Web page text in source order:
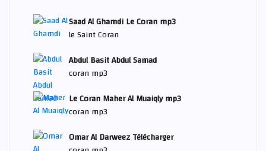
Saad Al Ghamdi Le Coran mp3
le Saint Coran
Abdul Basit Abdul Samad
coran mp3
Le Coran Maher Al Muaiqly mp3
coran mp3
Omar Al Darweez Télécharger